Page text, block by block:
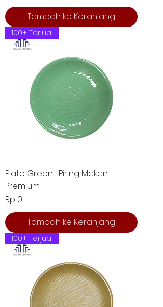
Tambah ke Keranjang
100+ Terjual
Plate Green | Piring Makan
Premium
Harga
Rp 0
Tambah ke Keranjang
100+ Terjual